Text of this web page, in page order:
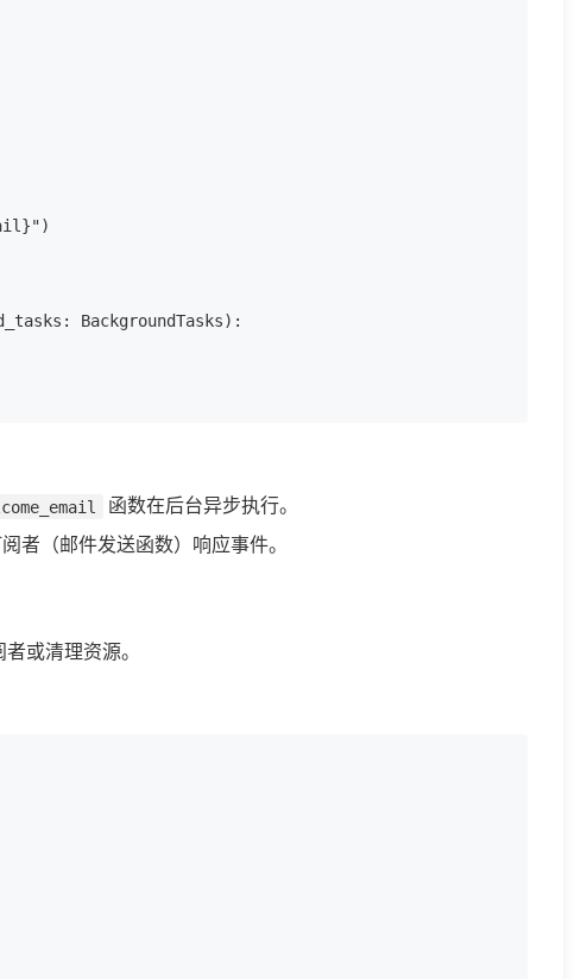
BackgroundTasks):
函数在后台异步执行。
者（邮件发送函数）响应事件。
或清理资源。